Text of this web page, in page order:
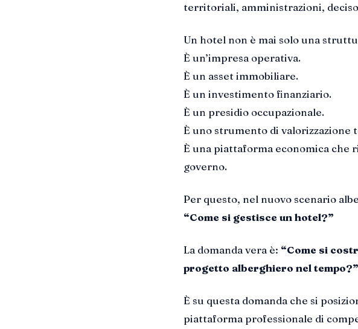
territoriali, amministrazioni,
Un hotel non è mai solo una
È un’impresa operativa.
È un asset immobiliare.
È un investimento finanziario.
È un presidio occupazionale.
È uno strumento di valorizzazione
È una piattaforma economica che
governo.
Per questo, nel nuovo scenario
“Come si gestisce un hotel?”
La domanda vera è: “Come si
progetto alberghiero nel tempo?”
È su questa domanda che si
piattaforma professionale di